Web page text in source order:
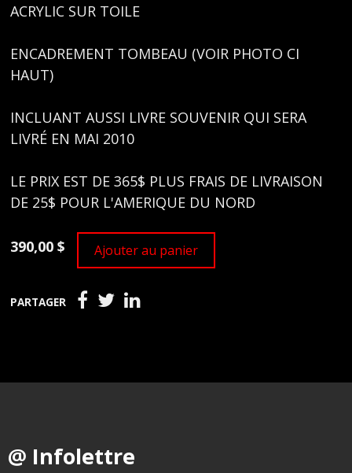
ACRYLIC SUR TOILE
ENCADREMENT TOMBEAU (VOIR PHOTO CI
HAUT)
INCLUANT AUSSI LIVRE SOUVENIR QUI SERA
LIVRÉ EN MAI 2010
LE PRIX EST DE 365$ PLUS FRAIS DE LIVRAISON
DE 25$ POUR L'AMERIQUE DU NORD
390,00 $ Ajouter au panier
PARTAGER
@ Infolettre